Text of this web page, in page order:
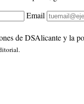
Email
de DSAlicante y la